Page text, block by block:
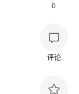
0
评论